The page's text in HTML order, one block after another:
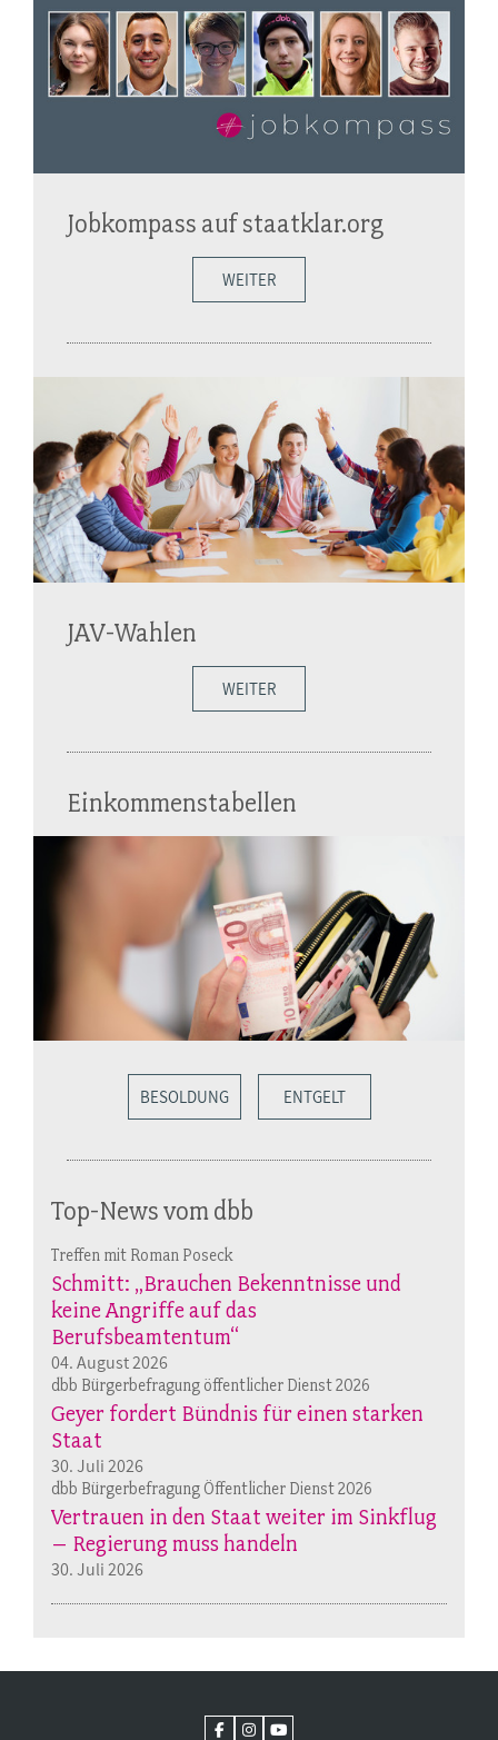
Jobkompass auf staatklar.org
WEITER
JAV-Wahlen
WEITER
Einkommenstabellen
BESOLDUNG ENTGELT
Top-News vom dbb
Treffen mit Roman Poseck
Schmitt: „Brauchen Bekenntnisse und
keine Angriffe auf das
Berufsbeamtentum“
04. August 2026
dbb Bürgerbefragung öffentlicher Dienst 2026
Geyer fordert Bündnis für einen starken
Staat
30. Juli 2026
dbb Bürgerbefragung Öffentlicher Dienst 2026
Vertrauen in den Staat weiter im Sinkflug
– Regierung muss handeln
30. Juli 2026